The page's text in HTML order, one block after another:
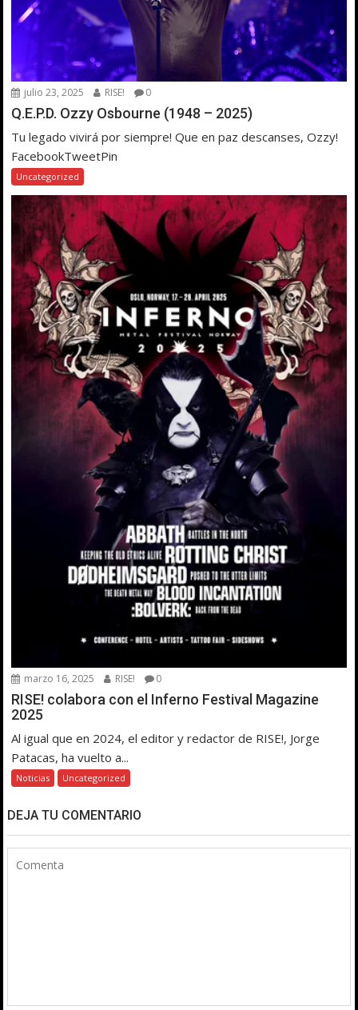
julio 23, 2025 RISE! 0
Q.E.P.D. Ozzy Osbourne (1948 – 2025)
Tu legado vivirá por siempre! Que en paz descanses, Ozzy!
FacebookTweetPin
Uncategorized
marzo 16, 2025 RISE! 0
RISE! colabora con el Inferno Festival Magazine
2025
Al igual que en 2024, el editor y redactor de RISE!, Jorge
Patacas, ha vuelto a...
Noticias Uncategorized
DEJA TU COMENTARIO